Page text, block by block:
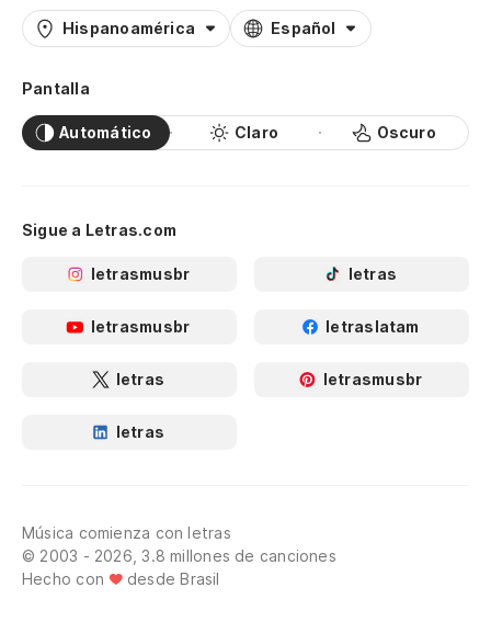
Hispanoamérica Español
Pantalla
Automático Claro Oscuro
Sigue a Letras.com
letrasmusbr letras
letrasmusbr letraslatam
letras letrasmusbr
letras
Música comienza con letras
© 2003 - 2026, 3.8 millones de canciones
Hecho con
desde Brasil